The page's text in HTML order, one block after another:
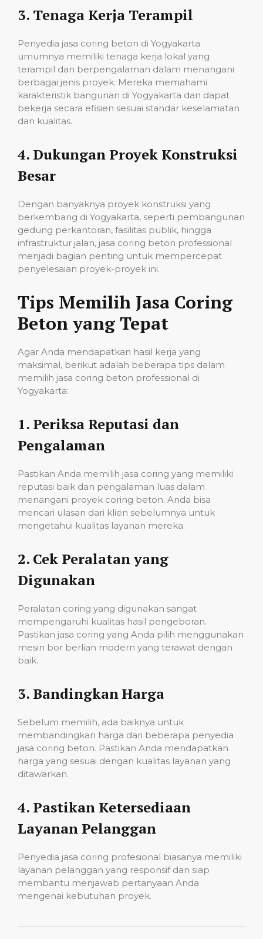
3. Tenaga Kerja Terampil
Penyedia jasa coring beton di Yogyakarta
umumnya memiliki tenaga kerja lokal yang
terampil dan berpengalaman dalam menangani
berbagai jenis proyek. Mereka memahami
karakteristik bangunan di Yogyakarta dan dapat
bekerja secara efisien sesuai standar keselamatan
dan kualitas.
4. Dukungan Proyek Konstruksi
Besar
Dengan banyaknya proyek konstruksi yang
berkembang di Yogyakarta, seperti pembangunan
gedung perkantoran, fasilitas publik, hingga
infrastruktur jalan, jasa coring beton professional
menjadi bagian penting untuk mempercepat
penyelesaian proyek-proyek ini.
Tips Memilih Jasa Coring
Beton yang Tepat
Agar Anda mendapatkan hasil kerja yang
maksimal, berikut adalah beberapa tips dalam
memilih jasa coring beton professional di
Yogyakarta:
1. Periksa Reputasi dan
Pengalaman
Pastikan Anda memilih jasa coring yang memiliki
reputasi baik dan pengalaman luas dalam
menangani proyek coring beton. Anda bisa
mencari ulasan dari klien sebelumnya untuk
mengetahui kualitas layanan mereka.
2. Cek Peralatan yang
Digunakan
Peralatan coring yang digunakan sangat
mempengaruhi kualitas hasil pengeboran.
Pastikan jasa coring yang Anda pilih menggunakan
mesin bor berlian modern yang terawat dengan
baik.
3. Bandingkan Harga
Sebelum memilih, ada baiknya untuk
membandingkan harga dari beberapa penyedia
jasa coring beton. Pastikan Anda mendapatkan
harga yang sesuai dengan kualitas layanan yang
ditawarkan.
4. Pastikan Ketersediaan
Layanan Pelanggan
Penyedia jasa coring profesional biasanya memiliki
layanan pelanggan yang responsif dan siap
membantu menjawab pertanyaan Anda
mengenai kebutuhan proyek.